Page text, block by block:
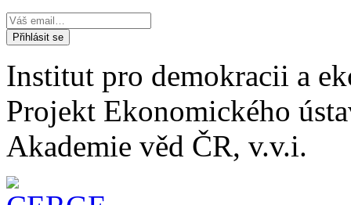
Institut pro demokracii a
Projekt Ekonomického
Akademie věd ČR, v.v.i.